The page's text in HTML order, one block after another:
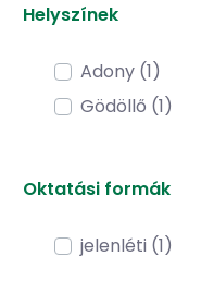
Helyszínek
Adony (1)
Gödöllő (1)
Oktatási formák
jelenléti (1)